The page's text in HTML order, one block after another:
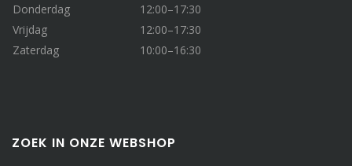
Donderdag
12:00–17:30
Vrijdag
12:00–17:30
Zaterdag
10:00–16:30
ZOEK IN ONZE WEBSHOP